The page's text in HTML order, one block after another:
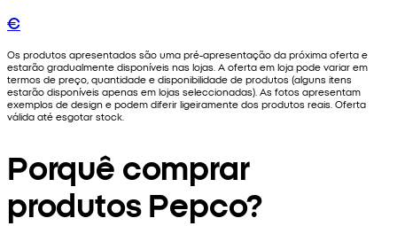
€
Os produtos apresentados são uma pré-apresentação da próxima oferta e
estarão gradualmente disponíveis nas lojas. A oferta em loja pode variar em
termos de preço, quantidade e disponibilidade de produtos (alguns itens
estarão disponíveis apenas em lojas seleccionadas). As fotos apresentam
exemplos de design e podem diferir ligeiramente dos produtos reais. Oferta
válida até esgotar stock.
Porquê comprar
produtos Pepco?